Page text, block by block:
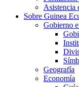
Asistencia
Sobre Guinea
Gobierno
Geografía
Economía